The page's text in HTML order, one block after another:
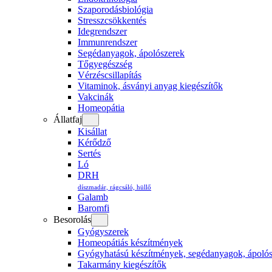
Szaporodásbiológia
Stresszcsökkentés
Idegrendszer
Immunrendszer
Segédanyagok, ápolószerek
Tőgyegészség
Vérzéscsillapítás
Vitaminok, ásványi anyag kiegészítők
Vakcinák
Homeopátia
Állatfaj
Kisállat
Kérődző
Sertés
Ló
DRH
díszmadár, rágcsáló, hüllő
Galamb
Baromfi
Besorolás
Gyógyszerek
Homeopátiás készítmények
Gyógyhatású készítmények, segédanyagok,
Takarmány kiegészítők